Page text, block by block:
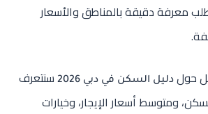
معرفة دقيقة بالمناطق والأسعار
حول دليل السكن في دبي 2026
سنتعرف
ومتوسط أسعار الإيجار، وخيارات